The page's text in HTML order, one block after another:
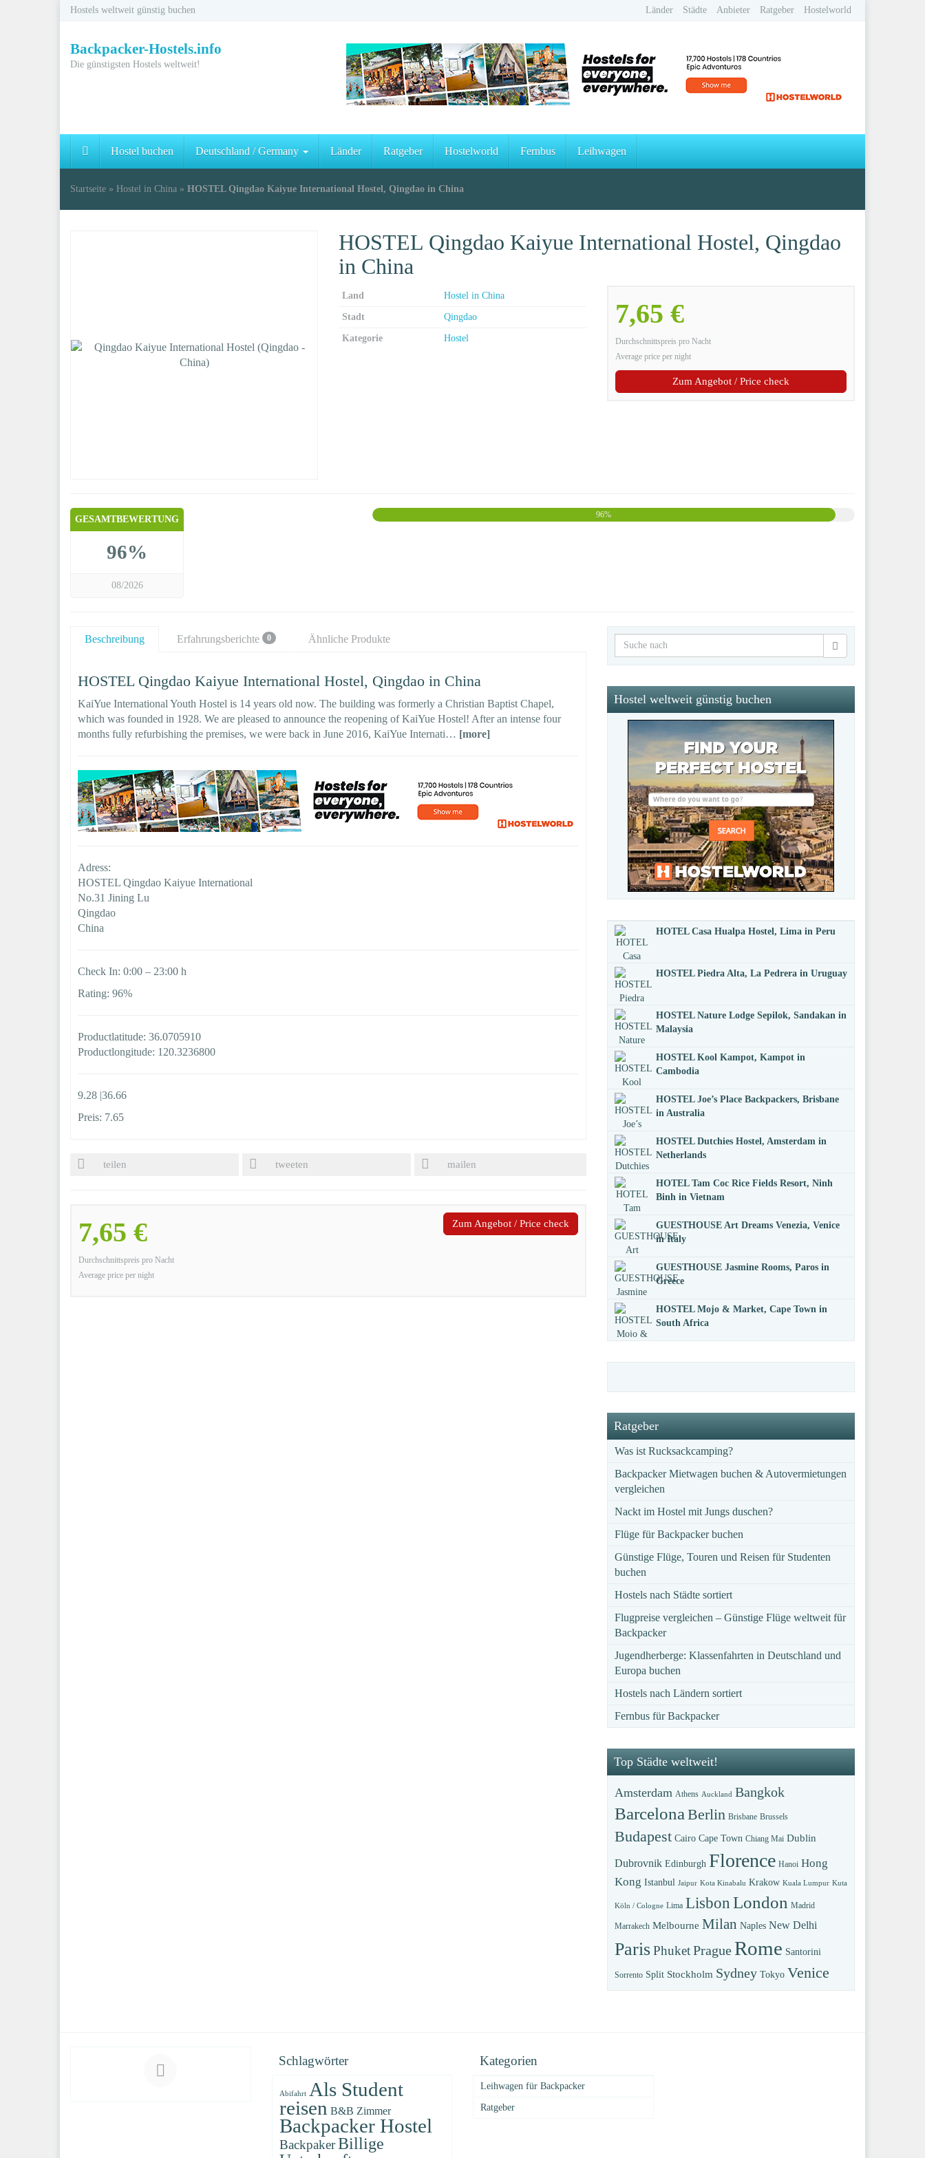
Hostels weltweit günstig buchen Länder Städte Anbieter Ratgeber Hostelworld
Backpacker-Hostels.info
Die günstigsten Hostels weltweit!
Hostel buchen Deutschland / Germany Länder Ratgeber Hostelworld Fernbus Leihwagen
Startseite » Hostel in China » HOSTEL Qingdao Kaiyue International Hostel, Qingdao in China
HOSTEL Qingdao Kaiyue International Hostel, Qingdao
in China
7,65 €
Durchschnittspreis pro Nacht
Average price per night
Zum Angebot / Price check
Land Hostel in China
Stadt Qingdao
Kategorie Hostel
GESAMTBEWERTUNG
96%
08/2026
96%
Beschreibung Erfahrungsberichte 0 Ähnliche Produkte
HOSTEL Qingdao Kaiyue International Hostel, Qingdao in China
KaiYue International Youth Hostel is 14 years old now. The building was formerly a Christian Baptist Chapel,
which was founded in 1928. We are pleased to announce the reopening of KaiYue Hostel! After an intense four
months fully refurbishing the premises, we were back in June 2016, KaiYue Internati… [more]
Adress:
HOSTEL Qingdao Kaiyue International
No.31 Jining Lu
Qingdao
China
Check In: 0:00 – 23:00 h
Rating: 96%
Productlatitude: 36.0705910
Productlongitude: 120.3236800
9.28 |36.66
Preis: 7.65
teilen tweeten mailen
7,65 €
Durchschnittspreis pro Nacht
Average price per night
Zum Angebot / Price check
Hostel weltweit günstig buchen
HOTEL Casa Hualpa Hostel, Lima in Peru
HOSTEL Piedra Alta, La Pedrera in Uruguay
HOSTEL Nature Lodge Sepilok, Sandakan in
Malaysia
HOSTEL Kool Kampot, Kampot in
Cambodia
HOSTEL Joe’s Place Backpackers, Brisbane
in Australia
HOSTEL Dutchies Hostel, Amsterdam in
Netherlands
HOTEL Tam Coc Rice Fields Resort, Ninh
Binh in Vietnam
GUESTHOUSE Art Dreams Venezia, Venice
in Italy
GUESTHOUSE Jasmine Rooms, Paros in
Greece
HOSTEL Mojo & Market, Cape Town in
South Africa
Ratgeber
Was ist Rucksackcamping?
Backpacker Mietwagen buchen & Autovermietungen
vergleichen
Nackt im Hostel mit Jungs duschen?
Flüge für Backpacker buchen
Günstige Flüge, Touren und Reisen für Studenten
buchen
Hostels nach Städte sortiert
Flugpreise vergleichen – Günstige Flüge weltweit für
Backpacker
Jugendherberge: Klassenfahrten in Deutschland und
Europa buchen
Hostels nach Ländern sortiert
Fernbus für Backpacker
Top Städte weltweit!
Amsterdam Athens Auckland Bangkok
Barcelona Berlin Brisbane Brussels
Budapest Cairo Cape Town Chiang Mai Dublin
Dubrovnik Edinburgh Florence Hanoi Hong
Kong Istanbul Jaipur Kota Kinabalu Krakow Kuala Lumpur Kuta
Köln / Cologne Lima Lisbon London Madrid
Marrakech Melbourne Milan Naples New Delhi
ParisPhuketPragueRome Santorini
Sorrento Split Stockholm Sydney Tokyo Venice
Schlagwörter
Abifahrt Als Student
reisen B&B Zimmer
Backpacker Hostel
Backpaker Billige
Kategorien
Leihwagen für Backpacker
Ratgeber